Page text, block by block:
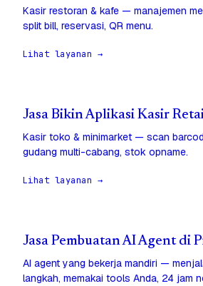
Kasir restoran & kafe — manajemen
split bill, reservasi, QR menu.
Lihat layanan →
Jasa Bikin Aplikasi Kasir
Kasir toko & minimarket — scan
gudang multi-cabang, stok opname.
Lihat layanan →
Jasa Pembuatan AI Agent di
AI agent yang bekerja mandiri —
langkah, memakai tools Anda, 24 jam